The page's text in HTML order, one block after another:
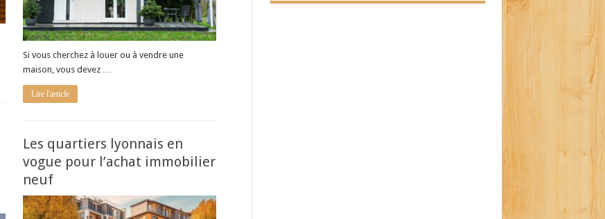
Si vous cherchez à louer ou à vendre une
maison, vous devez …
Lire l'article
Les quartiers lyonnais en
vogue pour l’achat immobilier
neuf